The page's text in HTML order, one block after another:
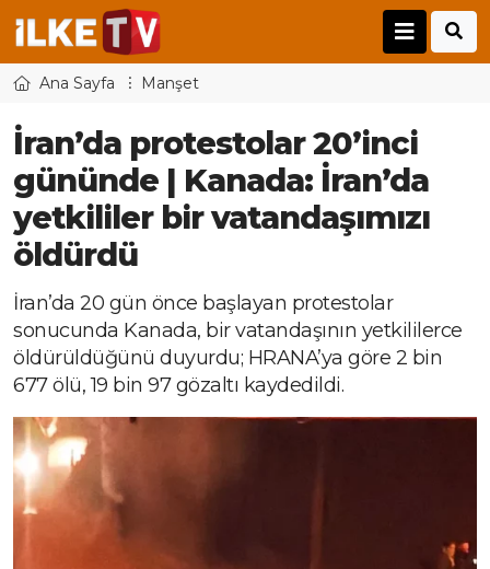
Ana Sayfa Manşet
İran’da protestolar 20’inci
gününde | Kanada: İran’da
yetkililer bir vatandaşımızı
öldürdü
İran’da 20 gün önce başlayan protestolar
sonucunda Kanada, bir vatandaşının yetkililerce
öldürüldüğünü duyurdu; HRANA’ya göre 2 bin
677 ölü, 19 bin 97 gözaltı kaydedildi.